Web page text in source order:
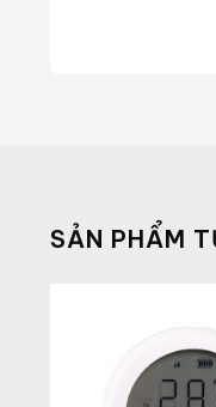
SẢN PHẨM